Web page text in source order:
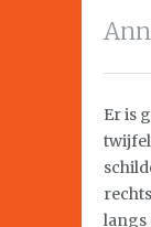
Er is
langs